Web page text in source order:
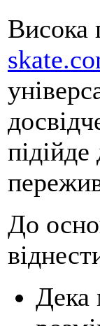
Висока
До
Дека